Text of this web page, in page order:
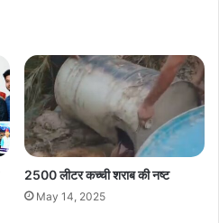
2500 लीटर कच्ची शराब की नष्ट
May 14, 2025